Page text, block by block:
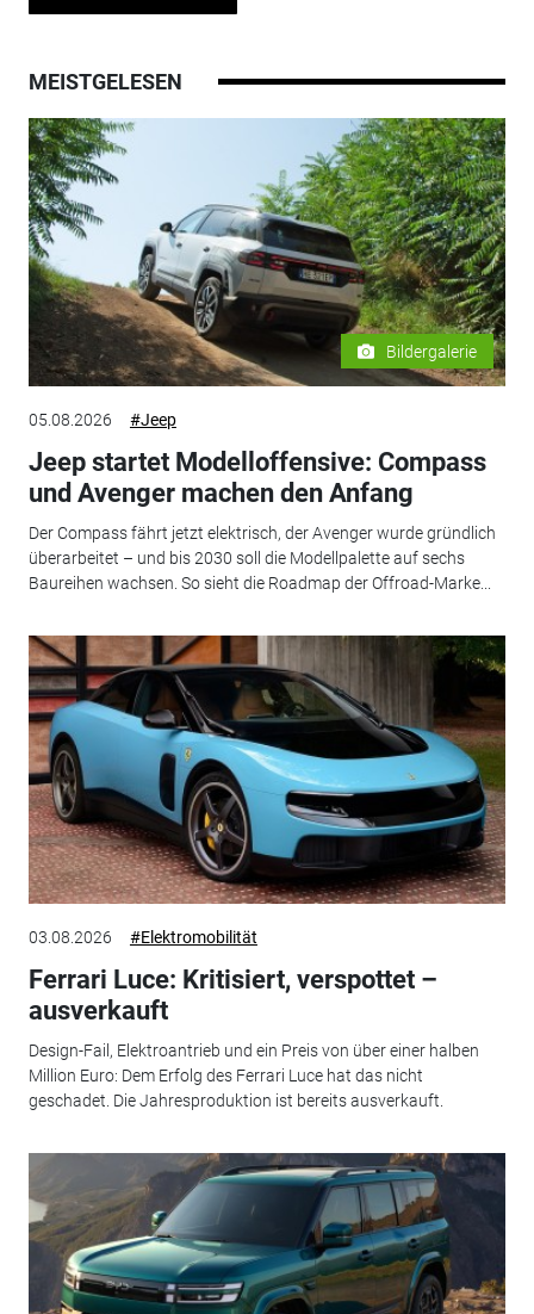
MEISTGELESEN
Bildergalerie
05.08.2026 #Jeep
Jeep startet Modelloffensive: Compass
und Avenger machen den Anfang
Der Compass fährt jetzt elektrisch, der Avenger wurde gründlich
überarbeitet – und bis 2030 soll die Modellpalette auf sechs
Baureihen wachsen. So sieht die Roadmap der Offroad-Marke...
03.08.2026 #Elektromobilität
Ferrari Luce: Kritisiert, verspottet –
ausverkauft
Design-Fail, Elektroantrieb und ein Preis von über einer halben
Million Euro: Dem Erfolg des Ferrari Luce hat das nicht
geschadet. Die Jahresproduktion ist bereits ausverkauft.